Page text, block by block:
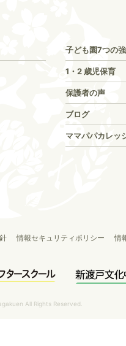
子ども園7つの
1・2 歳児保育
保護者の声
ブログ
ママパパカレッ
情報セキュリティポリシー 情
All Rights Reserved.